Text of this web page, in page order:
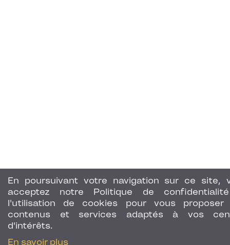
En poursuivant votre navigation sur ce site,
acceptez notre Politique de
l'utilisation de cookies pour vous proposer
contenus et services adaptés à vos
d'intérêts.
En savoir plus